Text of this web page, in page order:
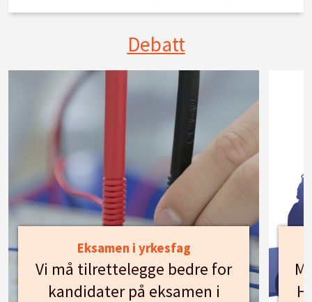
Debatt
Eksamen i yrkesfag
Vi må tilrettelegge bedre for
kandidater på eksamen i